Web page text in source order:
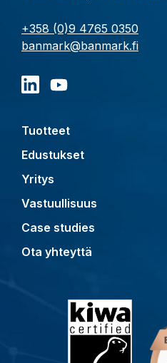
+358 (0)9 4765 0350
banmark@banmark.fi
Tuotteet
Edustukset
Yritys
Vastuullisuus
Case studies
Ota yhteyttä